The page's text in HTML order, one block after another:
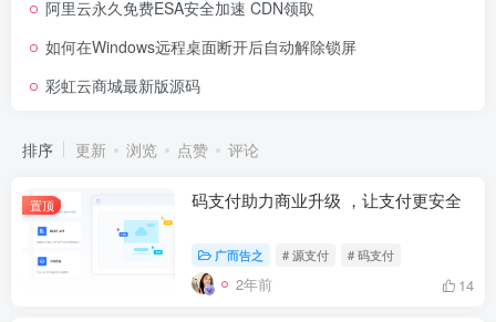
阿里云永久免费ESA安全加速 CDN领取
如何在Windows远程桌面断开后自动解除锁屏
彩虹云商城最新版源码
排序 更新 浏览 点赞 评论
置顶 码支付助力商业升级 ，让支付更安全
广而告之 # 源支付 # 码支付
2年前 14